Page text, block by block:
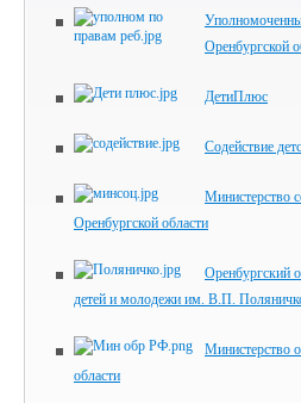
Оренбургской
ДетиПлюс
Содействие
Министерство
Оренбургской области
Оренбургский
детей и молодежи им. В.П.
Министерство
области